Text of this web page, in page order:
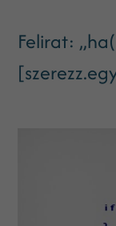
Felirat: